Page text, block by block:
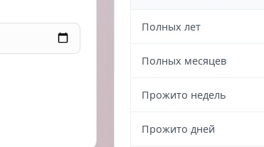
Полных лет
Полных месяцев
Прожито недель
Прожито дней